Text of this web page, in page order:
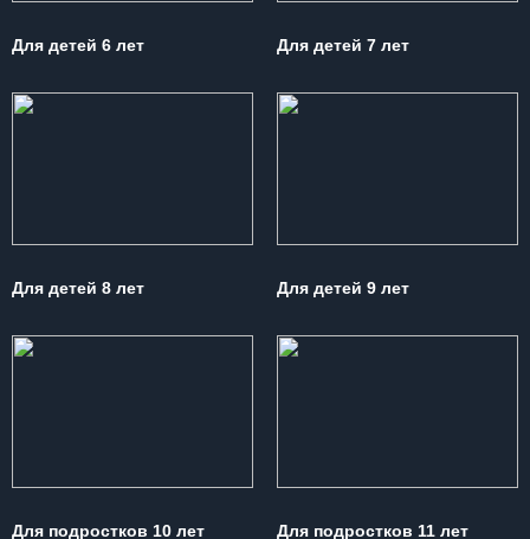
Для детей 6 лет Для детей 7 лет
Для детей 8 лет Для детей 9 лет
Для подростков 10 лет Для подростков 11 лет